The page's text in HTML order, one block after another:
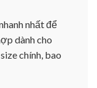
nhất để
dành cho
chính, bao